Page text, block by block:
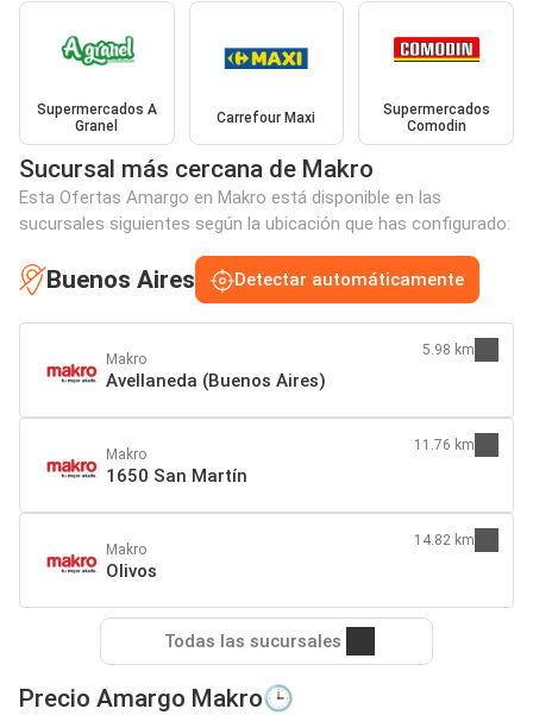
Supermercados A
Granel
Carrefour Maxi
Supermercados
Comodin
Sucursal más cercana de Makro
Esta Ofertas Amargo en Makro está disponible en las
sucursales siguientes según la ubicación que has configurado:
Buenos Aires Detectar automáticamente
Makro
Avellaneda (Buenos Aires)
5.98 km
Makro
1650 San Martín
11.76 km
Makro
Olivos
14.82 km
Todas las sucursales
Precio Amargo Makro🕒